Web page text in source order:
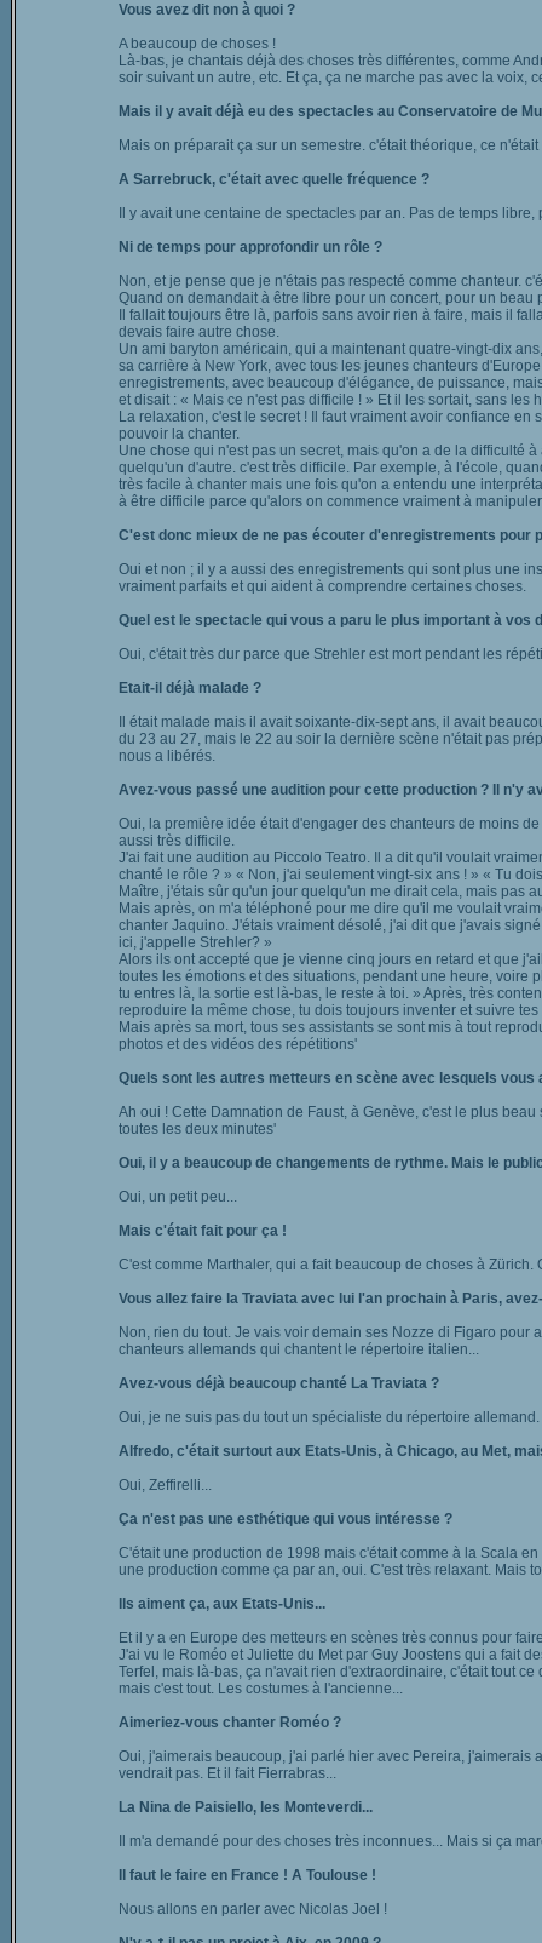
Vous avez dit non à quoi ?
A beaucoup de choses !
Là-bas, je chantais déjà des choses très différentes, comme
soir suivant un autre, etc. Et ça, ça ne marche pas avec la voix,
Mais il y avait déjà eu des spectacles au Conservatoire de
Mais on préparait ça sur un semestre. c'était théorique, ce
A Sarrebruck, c'était avec quelle fréquence ?
Il y avait une centaine de spectacles par an. Pas de temps libre,
Ni de temps pour approfondir un rôle ?
Non, et je pense que je n'étais pas respecté comme chanteur.
Quand on demandait à être libre pour un concert, pour un beau
Il fallait toujours être là, parfois sans avoir rien à faire, mais il
devais faire autre chose.
Un ami baryton américain, qui a maintenant quatre-vingt-dix
sa carrière à New York, avec tous les jeunes chanteurs
enregistrements, avec beaucoup d'élégance, de puissance,
et disait : « Mais ce n'est pas difficile ! » Et il les sortait, sans les
La relaxation, c'est le secret ! Il faut vraiment avoir confiance
pouvoir la chanter.
Une chose qui n'est pas un secret, mais qu'on a de la difficulté
quelqu'un d'autre. c'est très difficile. Par exemple, à l'école,
très facile à chanter mais une fois qu'on a entendu une
à être difficile parce qu'alors on commence vraiment à
C'est donc mieux de ne pas écouter d'enregistrements pour
Oui et non ; il y a aussi des enregistrements qui sont plus une
vraiment parfaits et qui aident à comprendre certaines choses.
Quel est le spectacle qui vous a paru le plus important à vos
Oui, c'était très dur parce que Strehler est mort pendant les
Etait-il déjà malade ?
Il était malade mais il avait soixante-dix-sept ans, il avait
du 23 au 27, mais le 22 au soir la dernière scène n'était pas
nous a libérés.
Avez-vous passé une audition pour cette production ? Il n'y
Oui, la première idée était d'engager des chanteurs de moins
aussi très difficile.
J'ai fait une audition au Piccolo Teatro. Il a dit qu'il voulait
chanté le rôle ? » « Non, j'ai seulement vingt-six ans ! » « Tu
Maître, j'étais sûr qu'un jour quelqu'un me dirait cela, mais pas
Mais après, on m'a téléphoné pour me dire qu'il me voulait
chanter Jaquino. J'étais vraiment désolé, j'ai dit que j'avais
ici, j'appelle Strehler? »
Alors ils ont accepté que je vienne cinq jours en retard et que
toutes les émotions et des situations, pendant une heure, voire
tu entres là, la sortie est là-bas, le reste à toi. » Après, très
reproduire la même chose, tu dois toujours inventer et suivre tes
Mais après sa mort, tous ses assistants se sont mis à tout
photos et des vidéos des répétitions'
Quels sont les autres metteurs en scène avec lesquels
Ah oui ! Cette Damnation de Faust, à Genève, c'est le plus
toutes les deux minutes'
Oui, il y a beaucoup de changements de rythme. Mais le
Oui, un petit peu...
Mais c'était fait pour ça !
C'est comme Marthaler, qui a fait beaucoup de choses à
Vous allez faire la Traviata avec lui l'an prochain à Paris,
Non, rien du tout. Je vais voir demain ses Nozze di Figaro pour
chanteurs allemands qui chantent le répertoire italien...
Avez-vous déjà beaucoup chanté La Traviata ?
Oui, je ne suis pas du tout un spécialiste du répertoire
Alfredo, c'était surtout aux Etats-Unis, à Chicago, au Met,
Oui, Zeffirelli...
Ça n'est pas une esthétique qui vous intéresse ?
C'était une production de 1998 mais c'était comme à la Scala
une production comme ça par an, oui. C'est très relaxant. Mais
Ils aiment ça, aux Etats-Unis...
Et il y a en Europe des metteurs en scènes très connus pour
J'ai vu le Roméo et Juliette du Met par Guy Joostens qui a fait
Terfel, mais là-bas, ça n'avait rien d'extraordinaire, c'était tout
mais c'est tout. Les costumes à l'ancienne...
Aimeriez-vous chanter Roméo ?
Oui, j'aimerais beaucoup, j'ai parlé hier avec Pereira, j'aimerais
vendrait pas. Et il fait Fierrabras...
La Nina de Paisiello, les Monteverdi...
Il m'a demandé pour des choses très inconnues... Mais si ça
Il faut le faire en France ! A Toulouse !
Nous allons en parler avec Nicolas Joel !